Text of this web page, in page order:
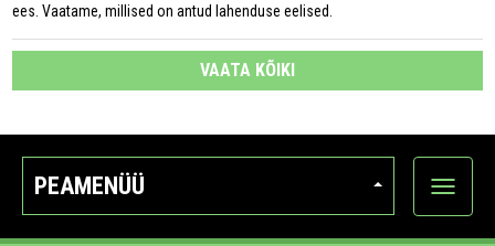
ees. Vaatame, millised on antud lahenduse eelised.
VAATA KÕIKI
PEAMENÜÜ
Ava